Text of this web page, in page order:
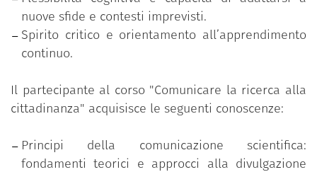
nuove sfide e contesti imprevisti.
Spirito critico e orientamento all’apprendimento
continuo.
Il partecipante al corso "Comunicare la ricerca alla
cittadinanza" acquisisce le seguenti conoscenze:
Principi della comunicazione scientifica:
fondamenti teorici e approcci alla divulgazione